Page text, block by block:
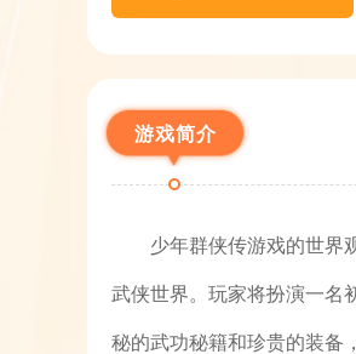
游戏简介
少年群侠传游戏的世界
武侠世界。玩家将扮演一名
秘的武功秘籍和珍贵的装备